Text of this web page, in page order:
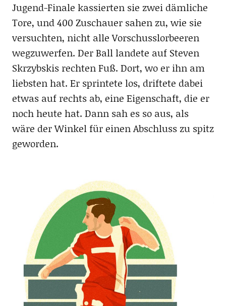
Jugend-Finale kassierten sie zwei dämliche
Tore, und 400 Zuschauer sahen zu, wie sie
versuchten, nicht alle Vorschusslorbeeren
wegzuwerfen. Der Ball landete auf Steven
Skrzybskis rechten Fuß. Dort, wo er ihn am
liebsten hat. Er sprintete los, driftete dabei
etwas auf rechts ab, eine Eigenschaft, die er
noch heute hat. Dann sah es so aus, als
wäre der Winkel für einen Abschluss zu spitz
geworden.